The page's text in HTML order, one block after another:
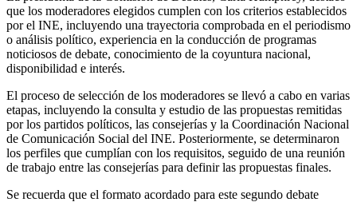
que los moderadores elegidos cumplen con los criterios establecidos
por el INE, incluyendo una trayectoria comprobada en el periodismo
o análisis político, experiencia en la conducción de programas
noticiosos de debate, conocimiento de la coyuntura nacional,
disponibilidad e interés.
El proceso de selección de los moderadores se llevó a cabo en varias
etapas, incluyendo la consulta y estudio de las propuestas remitidas
por los partidos políticos, las consejerías y la Coordinación Nacional
de Comunicación Social del INE. Posteriormente, se determinaron
los perfiles que cumplían con los requisitos, seguido de una reunión
de trabajo entre las consejerías para definir las propuestas finales.
Se recuerda que el formato acordado para este segundo debate